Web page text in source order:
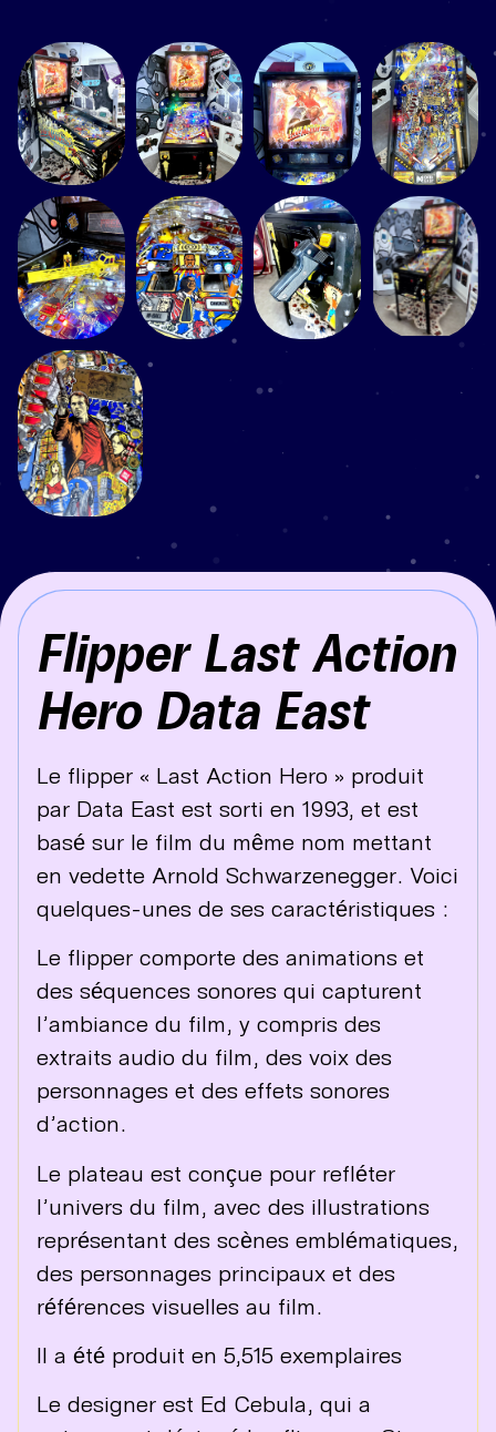
Flipper Last Action
Hero Data East
Le flipper « Last Action Hero » produit
par Data East est sorti en 1993, et est
basé sur le film du même nom mettant
en vedette Arnold Schwarzenegger. Voici
quelques-unes de ses caractéristiques :
Le flipper comporte des animations et
des séquences sonores qui capturent
l’ambiance du film, y compris des
extraits audio du film, des voix des
personnages et des effets sonores
d’action.
Le plateau est conçue pour refléter
l’univers du film, avec des illustrations
représentant des scènes emblématiques,
des personnages principaux et des
références visuelles au film.
Il a été produit en 5,515 exemplaires
Le designer est Ed Cebula, qui a